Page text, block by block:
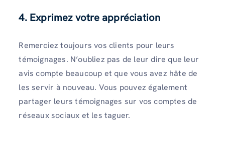
4. Exprimez votre appréciation
Remerciez toujours vos clients pour leurs
témoignages. N’oubliez pas de leur dire que leur
avis compte beaucoup et que vous avez hâte de
les servir à nouveau. Vous pouvez également
partager leurs témoignages sur vos comptes de
réseaux sociaux et les taguer.